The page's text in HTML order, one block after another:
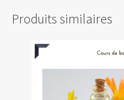
Produits similaires